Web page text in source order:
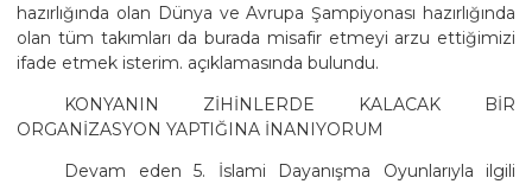
hazırlığında olan Dünya ve Avrupa Şampiyonası hazırlığında
olan tüm takımları da burada misafir etmeyi arzu ettiğimizi
ifade etmek isterim. açıklamasında bulundu.
KONYANIN ZİHİNLERDE KALACAK BİR
ORGANİZASYON YAPTIĞINA İNANIYORUM
Devam eden 5. İslami Dayanışma Oyunlarıyla ilgili